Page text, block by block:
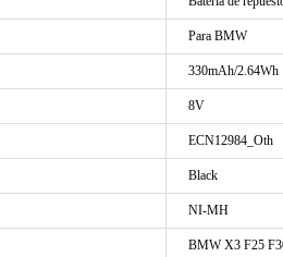
Para BMW
330mAh/2.64Wh
8V
ECN12984_Oth
Black
NI-MH
BMW X3 F25